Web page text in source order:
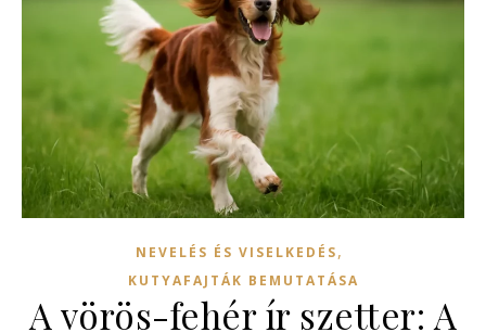
NEVELÉS ÉS VISELKEDÉS,
KUTYAFAJTÁK BEMUTATÁSA
A vörös-fehér ír szetter: A